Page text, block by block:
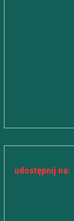
udostępnij na: